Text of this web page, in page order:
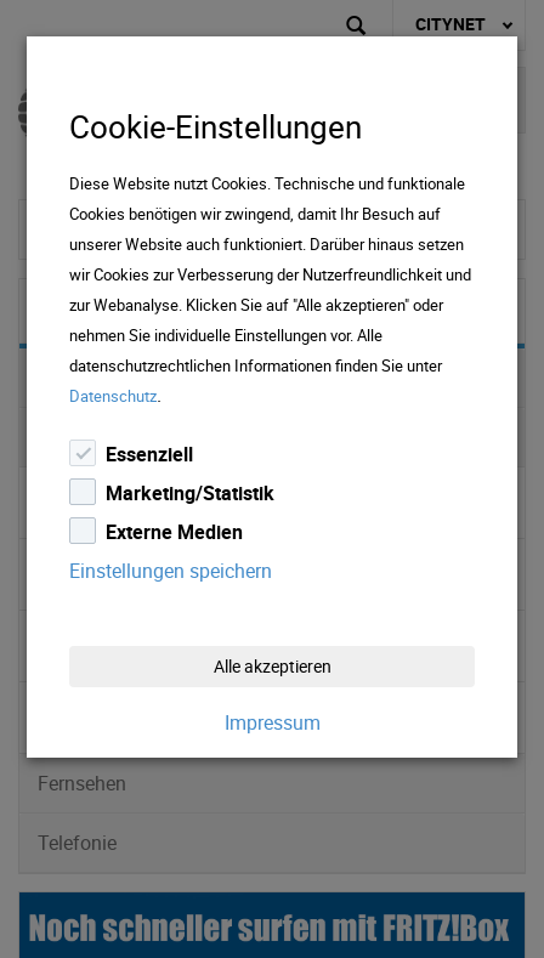
CITYNET
Privat
Kombiprodukte
Internet
▹ Kabelinternet
▹ Mobil Internet 4G
▹ FRITZ!Box 5590 Premium
Fernsehen
Telefonie
Cookie-Einstellungen
Diese Website nutzt Cookies. Technische und funktionale
Cookies benötigen wir zwingend, damit Ihr Besuch auf
unserer Website auch funktioniert. Darüber hinaus setzen
wir Cookies zur Verbesserung der Nutzerfreundlichkeit und
zur Webanalyse. Klicken Sie auf "Alle akzeptieren" oder
nehmen Sie individuelle Einstellungen vor. Alle
datenschutzrechtlichen Informationen finden Sie unter
Datenschutz.
Essenziell
Marketing/Statistik
Externe Medien
Einstellungen speichern
Alle akzeptieren
Impressum